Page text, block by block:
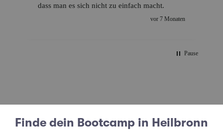
dass man es sich nicht zu einfach macht.
vor 7 Monaten
Pause
Finde dein Bootcamp in Heilbronn